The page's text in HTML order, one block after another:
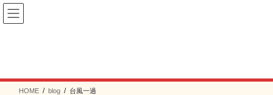
コ
ン
ス
ナ
ビ
ン
HOME blog 台風一過